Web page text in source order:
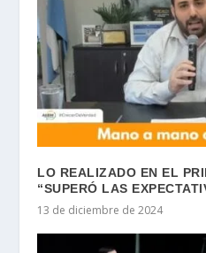
LO REALIZADO EN EL
“SUPERÓ LAS
13 de diciembre de 2024